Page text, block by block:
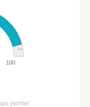
partiel
100